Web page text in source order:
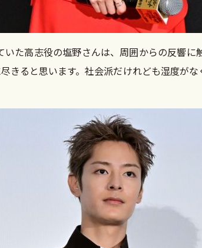
た高志役の塩野さんは、周囲からの反響
きると思います。社会派だけれども湿度が